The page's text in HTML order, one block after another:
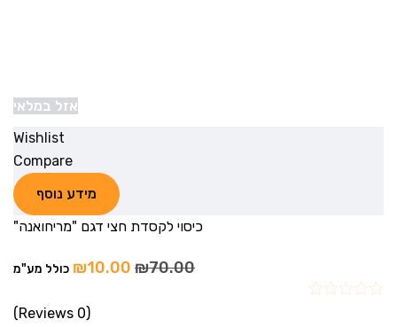
אזל במלאי
Wishlist
Compare
מידע נוסף
כיסוי לקסדת חצי דגם "מריחואנה"
₪70.00
₪10.00 כולל מע"מ
(0 Reviews)